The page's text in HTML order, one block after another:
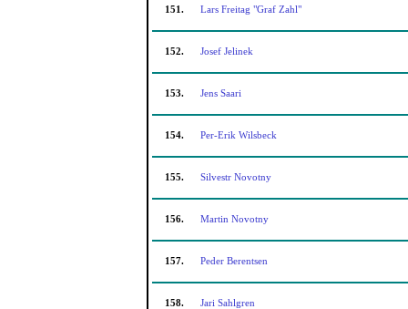
151. Lars Freitag "Graf Zahl"
152. Josef Jelinek
153. Jens Saari
154. Per-Erik Wilsbeck
155. Silvestr Novotny
156. Martin Novotny
157. Peder Berentsen
158. Jari Sahlgren